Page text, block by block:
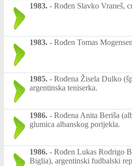
1983. - Rođen Slavko Vraneš,
1983. - Rođen Tomas
1985. - Rođena Žisela Dulko
argentinska teniserka.
1986. - Rođena Anita Beriša
glumica albanskog porijekla.
1986. - Rođen Lukas Rodrigo
Biglia), argentinski fudbalski